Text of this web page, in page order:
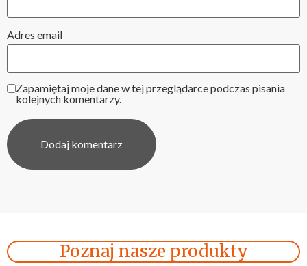
Adres email
Zapamiętaj moje dane w tej przeglądarce podczas pisania
kolejnych komentarzy.
Poznaj nasze produkty